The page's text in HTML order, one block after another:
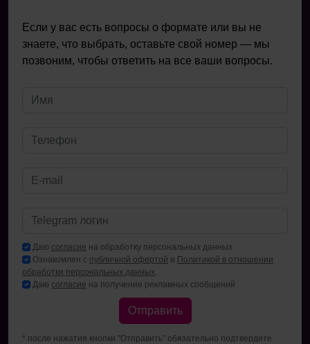
Если у вас есть вопросы о формате или вы не
знаете, что выбрать, оставьте свой номер — мы
позвоним, чтобы ответить на все ваши вопросы.
Даю согласие на обработку персональных данных
Ознакомлен с публичной офертой и Политикой в отношении
обработки персональных данных
Даю согласие на получение рекламных сообщений
Отправить
* после нажатия кнопки "Отправить" обязательно подтвердите